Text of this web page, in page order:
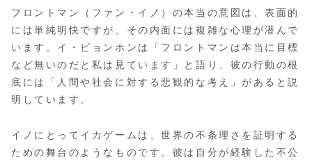
フロントマン（ファン・イノ）の本当の意図は、表面的
には単純明快ですが、その内面には複雑な心理が潜んで
います。イ・ビョンホンは「フロントマンは本当に目標
など無いのだと私は見ています」と語り、彼の行動の根
底には「人間や社会に対する悲観的な考え」があると説
明しています。
イノにとってイカゲームは、世界の不条理さを証明する
ための舞台のようなものです。彼は自分が経験した不公